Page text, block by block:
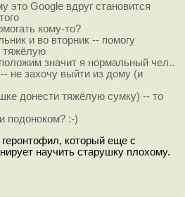
это Google вдруг становится
кому-то?
и во вторник -- помогу
тяжёлую
значит я нормальный чел..
не захочу выйти из дому (и
донести тяжёлую сумку) -- то
подоноком? :-)
который еще с
научить старушку плохому.